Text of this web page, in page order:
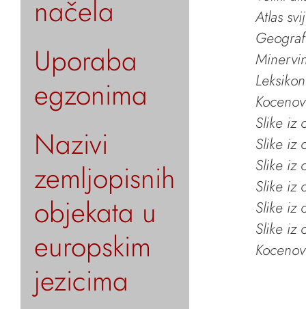
načela
Uporaba
egzonima
Nazivi
zemljopisnih
objekata u
europskim
jezicima
Atlas
Slike iz
Slike iz
Slike iz
Slike iz
Slike iz
Slike iz